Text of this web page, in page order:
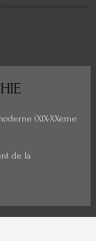
(XIX-XXème
de la